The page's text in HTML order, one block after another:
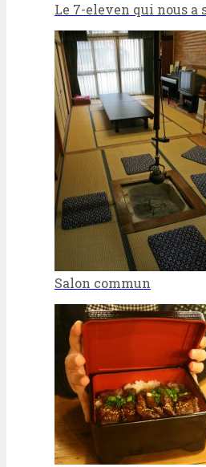
Le 7-eleven qui nous a
Salon commun